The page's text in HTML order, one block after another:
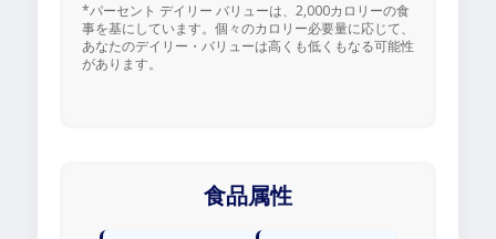
*パーセント デイリー バリューは、2,000カロリーの食
事を基にしています。個々のカロリー必要量に応じて、
あなたのデイリー・バリューは高くも低くもなる可能性
があります。
食品属性